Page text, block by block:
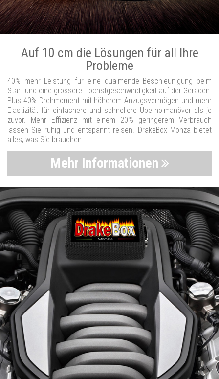
Auf 10 cm die Lösungen für all Ihre
Probleme
40% mehr Leistung für eine qualmende Beschleunigung beim
Start und eine grössere Höchstgeschwindigkeit auf der Geraden.
Plus 40% Drehmoment mit höherem Anzugsvermögen und mehr
Elastizität für einfachere und schnellere Überholmanöver als je
zuvor. Mehr Effizienz mit einem 20% geringerem Verbrauch
lassen Sie ruhig und entspannt reisen. DrakeBox Monza bietet
alles, was Sie brauchen.
Mehr Informationen